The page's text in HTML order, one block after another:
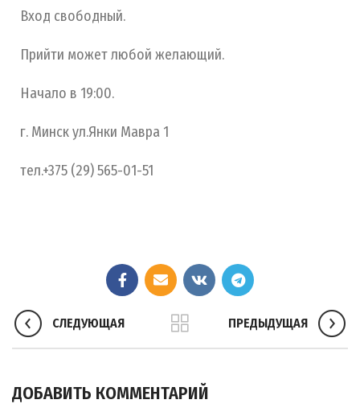
Вход свободный.
Прийти может любой желающий.
Начало в 19:00.
г. Минск ул.Янки Мавра 1
тел.+375 (29) 565-01-51
СЛЕДУЮЩАЯ ПРЕДЫДУЩАЯ
ДОБАВИТЬ КОММЕНТАРИЙ